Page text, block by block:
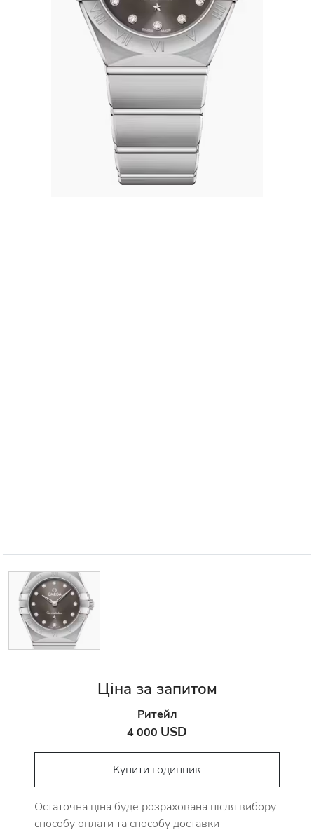
Ціна за запитом
Ритейл
4 000 USD
Купити годинник
Остаточна ціна буде розрахована після вибору
способу оплати та способу доставки